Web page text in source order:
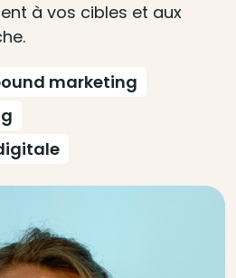
à vos cibles et aux
marketing